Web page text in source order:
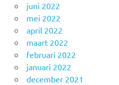
juni 2022
mei 2022
april 2022
maart 2022
februari 2022
januari 2022
december 2021